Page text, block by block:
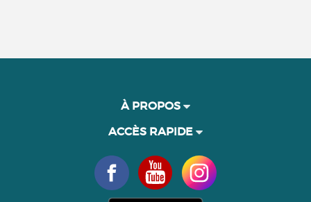
À PROPOS
ACCÈS RAPIDE